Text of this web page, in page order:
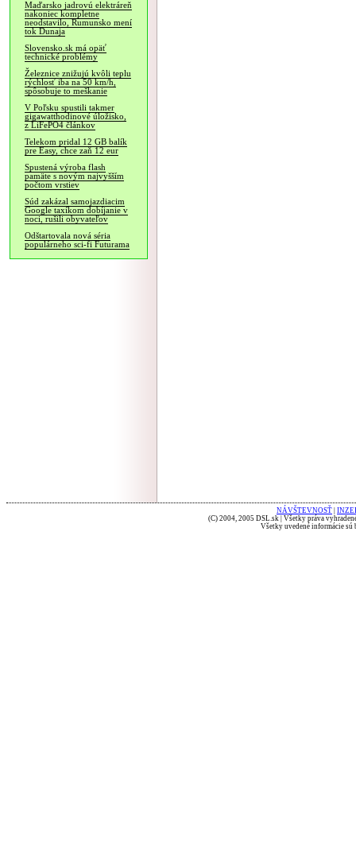
Maďarsko jadrovú elektráreň
nakoniec kompletne
neodstavilo, Rumunsko mení
tok Dunaja
Slovensko.sk má opäť
technické problémy
Železnice znižujú kvôli teplu
rýchlosť iba na 50 km/h,
spôsobuje to meškanie
V Poľsku spustili takmer
gigawatthodinové úložisko,
z LiFePO4 článkov
Telekom pridal 12 GB balík
pre Easy, chce zaň 12 eur
Spustená výroba flash
pamäte s novým najvyšším
počtom vrstiev
Súd zakázal samojazdiacim
Google taxíkom dobíjanie v
noci, rušili obyvateľov
Odštartovala nová séria
populárneho sci-fi Futurama
NÁVŠTEVNOSŤ
(C) 2004, 2005 DSL.sk | Všetky práva
Všetky uvedené informácie sú